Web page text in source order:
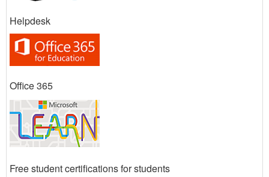
Helpdesk
Office 365
Free student certifications for students